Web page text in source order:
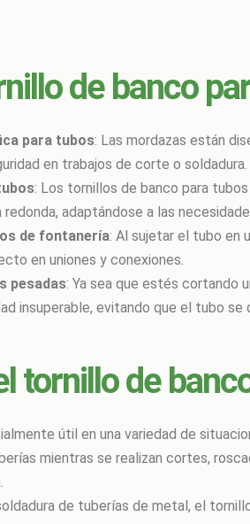
de banco
para tubos: Las mordazas están
en trabajos de corte o soldadura.
: Los tornillos de banco para
redonda, adaptándose a las
de fontanería: Al sujetar el tubo en
en uniones y conexiones.
pesadas: Ya sea que estés cortando
insuperable, evitando que el tubo se
tornillo de
útil en una variedad de
mientras se realizan cortes,
de tuberías de metal, el